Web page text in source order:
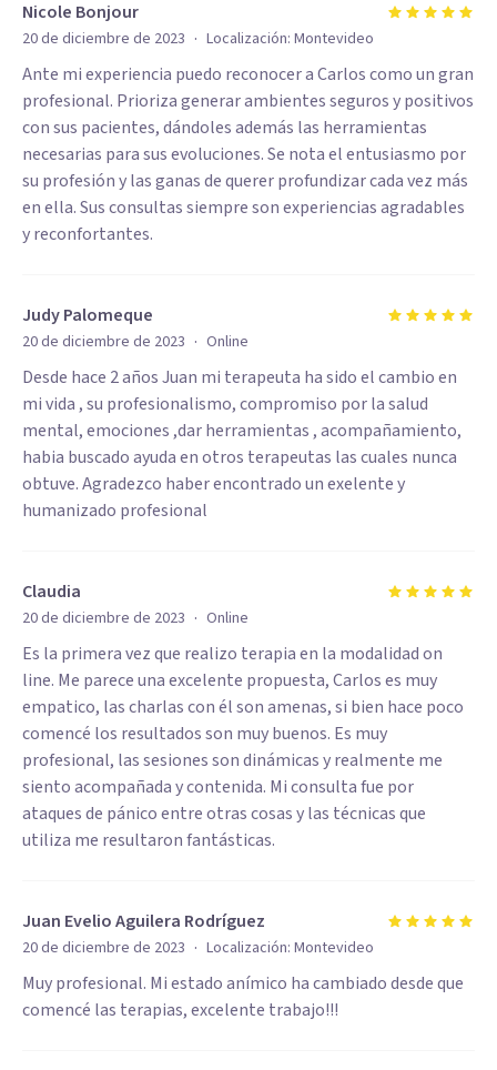
Nicole Bonjour
20 de diciembre de 2023 · Localización: Montevideo
Ante mi experiencia puedo reconocer a Carlos como un gran
profesional. Prioriza generar ambientes seguros y positivos
con sus pacientes, dándoles además las herramientas
necesarias para sus evoluciones. Se nota el entusiasmo por
su profesión y las ganas de querer profundizar cada vez más
en ella. Sus consultas siempre son experiencias agradables
y reconfortantes.
Judy Palomeque
20 de diciembre de 2023 · Online
Desde hace 2 años Juan mi terapeuta ha sido el cambio en
mi vida , su profesionalismo, compromiso por la salud
mental, emociones ,dar herramientas , acompañamiento,
habia buscado ayuda en otros terapeutas las cuales nunca
obtuve. Agradezco haber encontrado un exelente y
humanizado profesional
Claudia
20 de diciembre de 2023 · Online
Es la primera vez que realizo terapia en la modalidad on
line. Me parece una excelente propuesta, Carlos es muy
empatico, las charlas con él son amenas, si bien hace poco
comencé los resultados son muy buenos. Es muy
profesional, las sesiones son dinámicas y realmente me
siento acompañada y contenida. Mi consulta fue por
ataques de pánico entre otras cosas y las técnicas que
utiliza me resultaron fantásticas.
Juan Evelio Aguilera Rodríguez
20 de diciembre de 2023 · Localización: Montevideo
Muy profesional. Mi estado anímico ha cambiado desde que
comencé las terapias, excelente trabajo!!!